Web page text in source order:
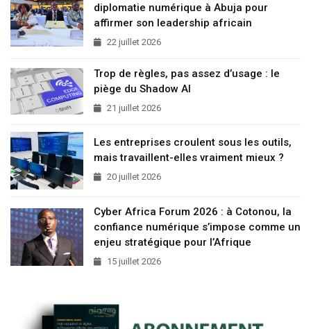
diplomatie numérique à Abuja pour
affirmer son leadership africain
22 juillet 2026
Trop de règles, pas assez d’usage : le
piège du Shadow AI
21 juillet 2026
Les entreprises croulent sous les outils,
mais travaillent-elles vraiment mieux ?
20 juillet 2026
Cyber Africa Forum 2026 : à Cotonou, la
confiance numérique s’impose comme un
enjeu stratégique pour l’Afrique
15 juillet 2026